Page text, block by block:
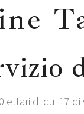
ettari di cui 17